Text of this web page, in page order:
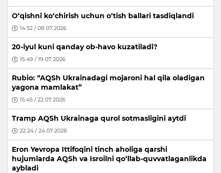
O‘qishni ko‘chirish uchun o‘tish ballari tasdiqlandi
14:52 / 09.07.2026
20-iyul kuni qanday ob-havo kuzatiladi?
15:49 / 19.07.2026
Rubio: “AQSh Ukrainadagi mojaroni hal qila oladigan
yagona mamlakat”
15:45 / 22.07.2026
Tramp AQSh Ukrainaga qurol sotmasligini aytdi
22:24 / 24.07.2026
Eron Yevropa Ittifoqini tinch aholiga qarshi
hujumlarda AQSh va Isroilni qo‘llab-quvvatlaganlikda
aybladi